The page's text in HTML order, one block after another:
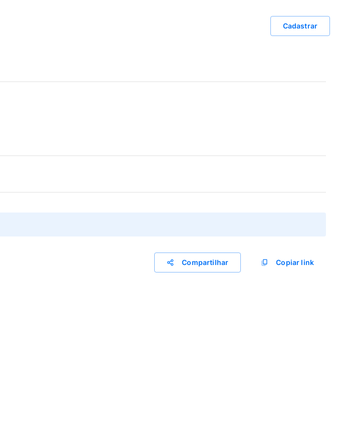
Cadastrar
Compartilhar Copiar link